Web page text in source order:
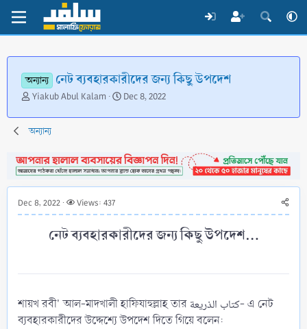
অন্যান্য নেট ব্যবহারকারীদের জন্য কিছু উপদেশ
T
r
e
d
s
t
a
r
Yiakub Abul Kalam
S
a
d
a
t
Dec 8, 2022
অন্যান্য
Dec 8, 2022 Views: 437
নেট ব্যবহারকারীদের জন্য কিছু উপদেশ...​
শায়খ রবী' আল-মাদখালী হাফিযাহুল্লাহ তার كتاب الذريعة- এ নেট
ব্যবহারকারীদের উদ্দেশ্যে উপদেশ দিতে গিয়ে বলেন: